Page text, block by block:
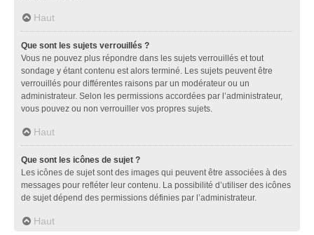
Haut
Que sont les sujets verrouillés ?
Vous ne pouvez plus répondre dans les sujets verrouillés et tout
sondage y étant contenu est alors terminé. Les sujets peuvent être
verrouillés pour différentes raisons par un modérateur ou un
administrateur. Selon les permissions accordées par l’administrateur,
vous pouvez ou non verrouiller vos propres sujets.
Haut
Que sont les icônes de sujet ?
Les icônes de sujet sont des images qui peuvent être associées à des
messages pour refléter leur contenu. La possibilité d’utiliser des icônes
de sujet dépend des permissions définies par l’administrateur.
Haut